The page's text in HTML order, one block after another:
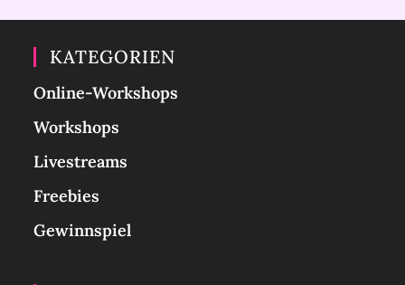
KATEGORIEN
Online-Workshops
Workshops
Livestreams
Freebies
Gewinnspiel